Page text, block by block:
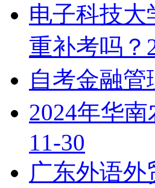
电子科技大
重补考吗？
自考金融
2024年华
11-30
广东外语